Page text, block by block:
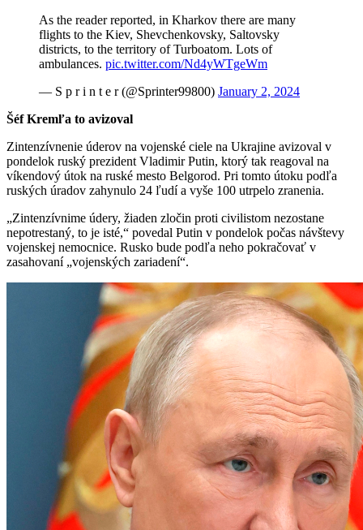
As the reader reported, in Kharkov there are many
flights to the Kiev, Shevchenkovsky, Saltovsky
districts, to the territory of Turboatom. Lots of
ambulances. pic.twitter.com/Nd4yWTgeWm
— S p r i n t e r (@Sprinter99800) January 2, 2024
Šéf Kremľa to avizoval
Zintenzívnenie úderov na vojenské ciele na Ukrajine avizoval v
pondelok ruský prezident Vladimir Putin, ktorý tak reagoval na
víkendový útok na ruské mesto Belgorod. Pri tomto útoku podľa
ruských úradov zahynulo 24 ľudí a vyše 100 utrpelo zranenia.
„Zintenzívnime údery, žiaden zločin proti civilistom nezostane
nepotrestaný, to je isté,“ povedal Putin v pondelok počas návštevy
vojenskej nemocnice. Rusko bude podľa neho pokračovať v
zasahovaní „vojenských zariadení“.